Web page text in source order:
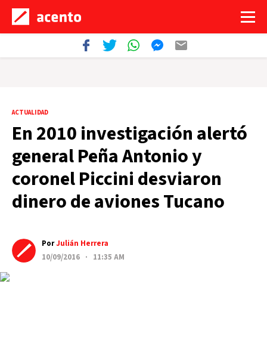
ACTUALIDAD
En 2010 investigación alertó
general Peña Antonio y
coronel Piccini desviaron
dinero de aviones Tucano
PorJulián Herrera
10/09/2016 · 11:35 AM